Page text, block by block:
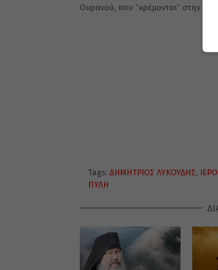
Ουρανού, που “κρέμονται” στην
Tags: ΔΗΜΗΤΡΙΟΣ ΛΥΚΟΥΔΗΣ,
ΠΥΛΗ